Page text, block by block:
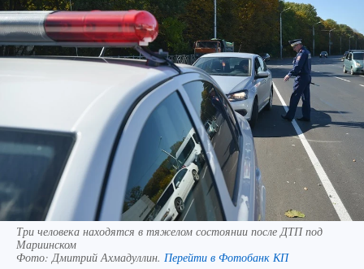
Три человека находятся в тяжелом состоянии после ДТП под
Мариинском
Фото:Дмитрий Ахмадуллин. Перейти в Фотобанк КП